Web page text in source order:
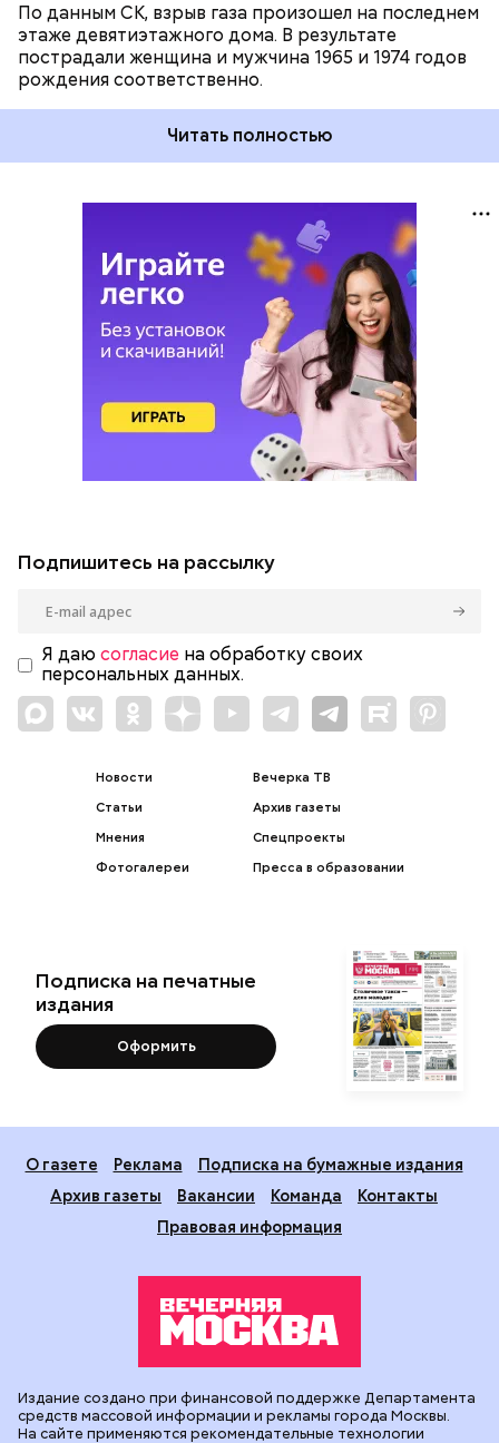
По данным СК, взрыв газа произошел на последнем
этаже девятиэтажного дома. В результате
пострадали женщина и мужчина 1965 и 1974 годов
рождения соответственно.
Читать полностью
Подпишитесь на рассылку
Я даю согласие на обработку своих
персональных данных.
Новости
Статьи
Мнения
Фотогалереи
Вечерка ТВ
Архив газеты
Спецпроекты
Пресса в образовании
Подписка на печатные
издания
Оформить
О газете Реклама
Подписка на бумажные издания
Архив газеты
Вакансии Команда
Контакты
Правовая информация
Издание создано при финансовой поддержке Департамента
средств массовой информации и рекламы города Москвы.
На сайте применяются рекомендательные технологии